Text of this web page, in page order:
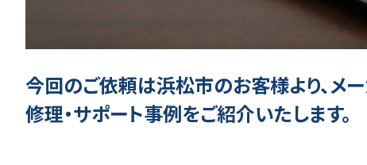
今回のご依頼は浜松市のお客様より、メ
修理・サポート事例をご紹介いたします。